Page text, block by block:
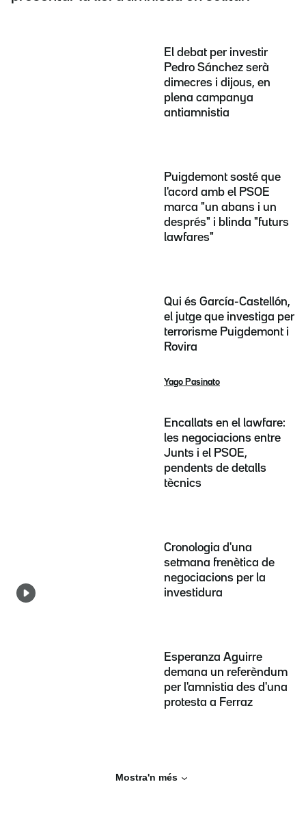
El debat per investir
Pedro Sánchez serà
dimecres i dijous, en
plena campanya
antiamnistia
Puigdemont sosté que
l'acord amb el PSOE
marca "un abans i un
després" i blinda "futurs
lawfares"
Qui és García-Castellón,
el jutge que investiga per
terrorisme Puigdemont i
Rovira
Yago Pasinato
Encallats en el lawfare:
les negociacions entre
Junts i el PSOE,
pendents de detalls
tècnics
Cronologia d'una
setmana frenètica de
negociacions per la
investidura
Esperanza Aguirre
demana un referèndum
per l'amnistia des d'una
protesta a Ferraz
Mostra'n més